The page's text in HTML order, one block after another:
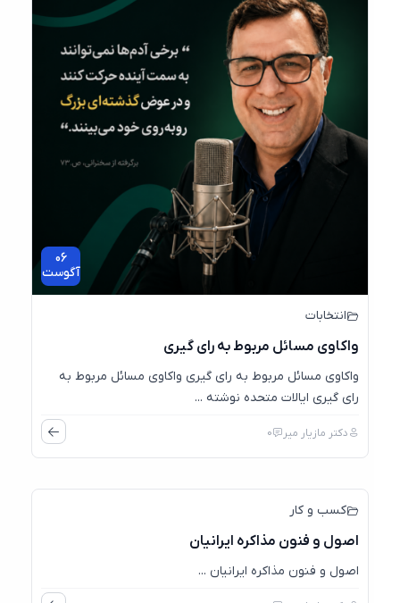
آگوست
انتخابات
واکاوی مسائل مربوط به رای گیری
واکاوی مسائل مربوط به رای گیری واکاوی مسائل مربوط به
رای گیری ایالات متحده نوشته ...
دکتر مازیار میر 0
05
کسب و کار
اصول و فنون مذاکره ایرانیان
اصول و فنون مذاکره ایرانیان ...